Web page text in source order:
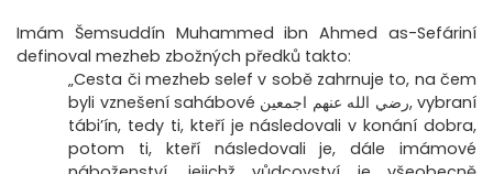
Imám Šemsuddín Muhammed ibn Ahmed as-Sefáriní
definoval mezheb zbožných předků takto:
„Cesta či mezheb selef v sobě zahrnuje to, na čem
byli vznešení sahábové رضي الله عنهم اجمعين, vybraní
tábi’ín, tedy ti, kteří je následovali v konání dobra,
potom ti, kteří následovali je, dále imámové